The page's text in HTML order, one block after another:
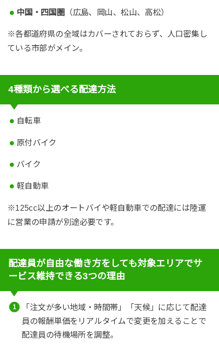
中国・四国圏 （広島、岡山、松山、高松）
※各都道府県の全域はカバーされておらず、人口密集し
ている市部がメイン。
4種類から選べる配達方法
自転車
原付バイク
バイク
軽自動車
※125cc以上のオートバイや軽自動車での配達には陸運
に営業の申請が別途必要です。
配達員が自由な働き方をしても対象エリアでサ
ービス維持できる3つの理由
「注文が多い地域・時間帯」「天候」に応じて配達
員の報酬単価をリアルタイムで変更を加えることで
配達員の待機場所を調整。